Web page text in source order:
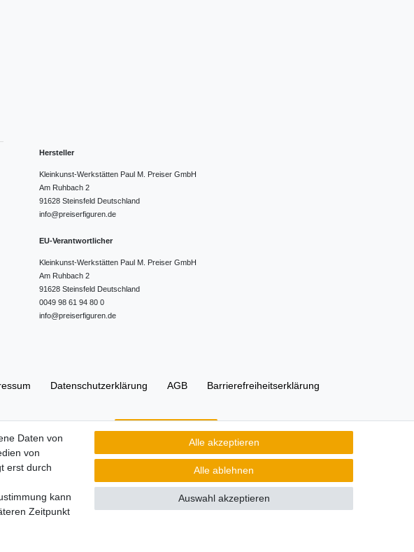
Hersteller
Kleinkunst-Werkstätten Paul M. Preiser GmbH
Am Ruhbach 2
91628 Steinsfeld Deutschland
info@preiserfiguren.de
EU-Verantwortlicher
Kleinkunst-Werkstätten Paul M. Preiser GmbH
Am Ruhbach 2
91628 Steinsfeld Deutschland
0049 98 61 94 80 0
info@preiserfiguren.de
Daten­schutz­erklärung AGB Barrierefreiheitserklärung
Widerrufs­recht Vertrag widerrufen Kontakt
Daten von
von
erst durch
kann
Zeitpunkt
Alle akzeptieren
Alle ablehnen
Auswahl akzeptieren